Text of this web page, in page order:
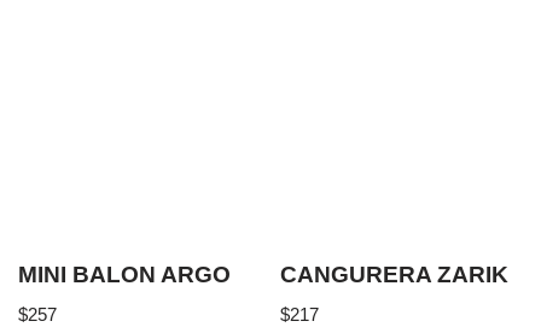
MINI BALON ARGO
$257
CANGURERA ZARIK
$217